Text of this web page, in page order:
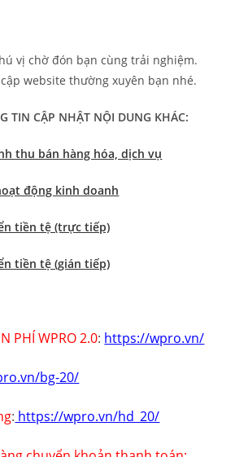
vị chờ đón bạn cùng trải nghiệm.
website thường xuyên bạn nhé.
TIN CẬP NHẬT NỘI DUNG KHÁC:
thu bán hàng hóa, dịch vụ
động kinh doanh
tiền tệ (trực tiếp)
tiền tệ (gián tiếp)
PHÍ WPRO 2.0: https://wpro.vn/
bg-20/
: https://wpro.vn/hd_20/